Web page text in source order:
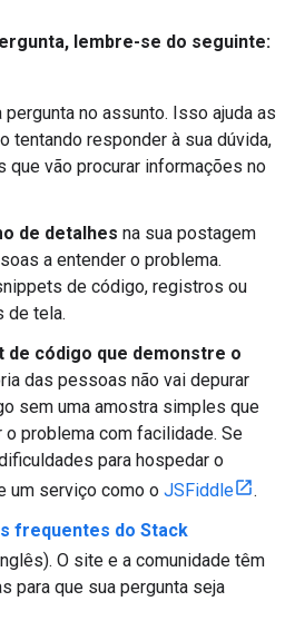
, lembre-se do seguinte:
pergunta no assunto. Isso ajuda as
tentando responder à sua dúvida,
que vão procurar informações no
de detalhes na sua postagem
a entender o problema.
de código, registros ou
de tela.
de código que demonstre o
das pessoas não vai depurar
sem uma amostra simples que
problema com facilidade. Se
para hospedar o
um serviço como o JSFiddle
.
frequentes do Stack
O site e a comunidade têm
para que sua pergunta seja